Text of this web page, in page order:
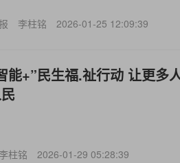
李柱铭 2026-01-25 12:09:39
能+”民生福.祉行动 让更多
李柱铭 2026-01-29 05:28:39